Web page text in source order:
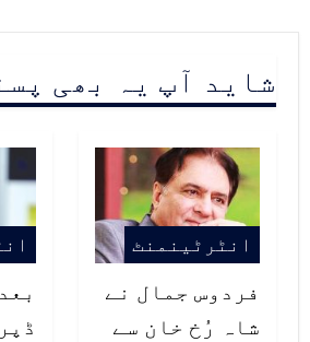
شاید آپ یہ بھی
انٹرٹینمنٹ
فردوس جمال نے
شاہ رُخ خان سے